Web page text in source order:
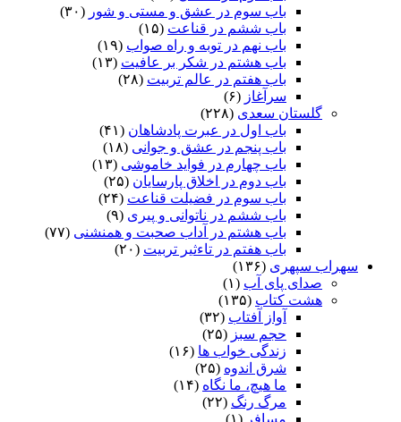
باب سوم در عشق و مستی و شور (۳۰)
باب ششم در قناعت (۱۵)
باب نهم در توبه و راه صواب (۱۹)
باب هشتم در شکر بر عافیت (۱۳)
باب هفتم در عالم تربیت (۲۸)
سرآغاز (۶)
گلستان سعدی (۲۲۸)
باب اول در عبرت پادشاهان (۴۱)
باب پنجم در عشق و جوانى (۱۸)
باب چهارم در فواید خاموشى (۱۳)
باب دوم در اخلاق پارسایان (۲۵)
باب سوم در فضیلت قناعت (۲۴)
باب ششم در ناتوانى و پیرى (۹)
باب هشتم در آداب صحبت و همنشنى (۷۷)
باب هفتم در تاءثیر تربیت (۲۰)
سهراب سپهری (۱۳۶)
صدای پای آب (۱)
هشت کتاب (۱۳۵)
آواز آفتاب (۳۲)
حجم سبز (۲۵)
زندگی خواب ها (۱۶)
شرق اندوه (۲۵)
ما هیچ، ما نگاه (۱۴)
مرگ رنگ (۲۲)